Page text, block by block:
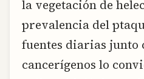
la vegetación de
prevalencia del
fuentes diarias junto
cancerígenos lo